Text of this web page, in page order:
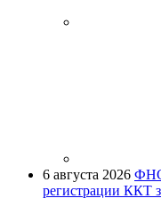
6 августа 2026 ФНС
регистрации ККТ